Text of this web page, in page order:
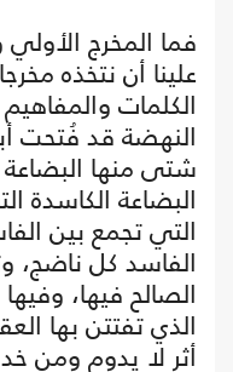
فما المخرج
علينا أن نتخذه
الكلمات
النهضة قد فُتحت
شتى منها البضاعة
البضاعة الكاسدة
التي تجمع بين
الفاسد كل ناضج،
الصالح فيها،
الذي تفتتن بها
أثر لا يدوم ومن